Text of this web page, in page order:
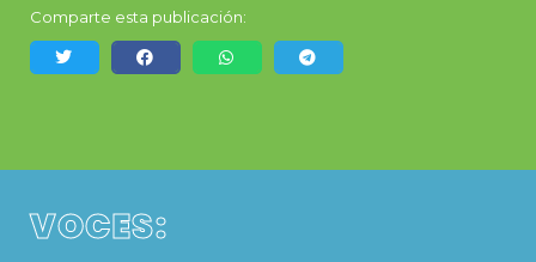
Comparte esta publicación:
VOCES: